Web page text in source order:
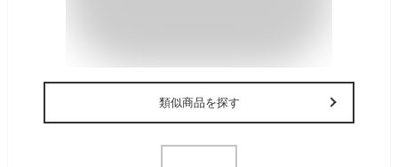
類似商品を探す